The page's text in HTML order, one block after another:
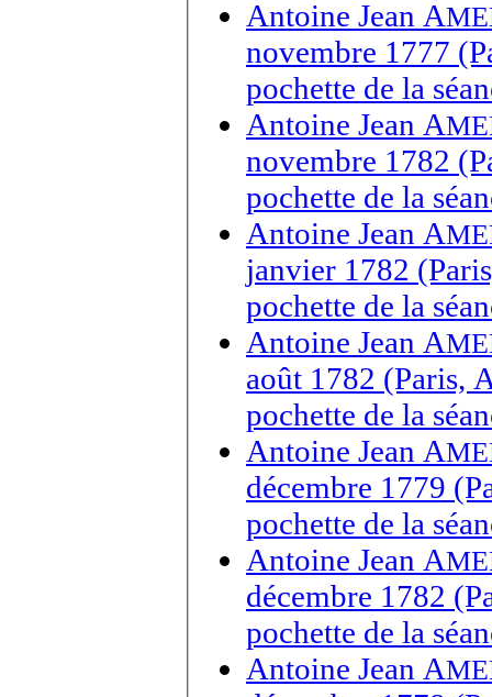
Antoine Jean A
novembre 1777
pochette de la
Antoine Jean A
novembre 1782
pochette de la
Antoine Jean A
janvier 1782
pochette de la
Antoine Jean A
août 1782 (Paris,
pochette de la
Antoine Jean A
décembre 1779
pochette de la
Antoine Jean A
décembre 1782
pochette de la
Antoine Jean A